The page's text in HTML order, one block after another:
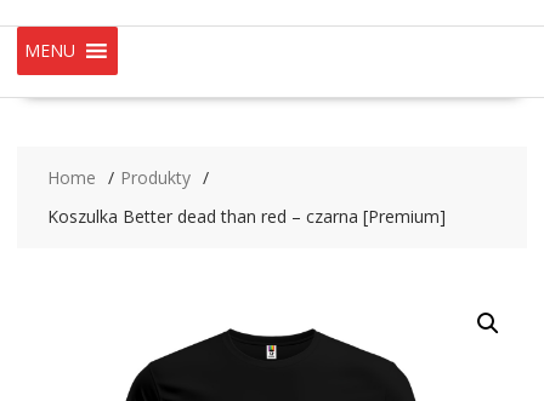
MENU
Home
Produkty
Koszulka Better dead than red – czarna [Premium]